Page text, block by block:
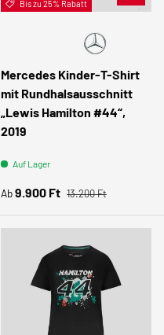
Bis zu 25% Rabatt
🧑🏻
Mercedes Kinder-T-Shirt
mit Rundhalsausschnitt
„Lewis Hamilton #44“,
2019
Auf Lager
Verkaufspreis
Ab9.900 Ft Normaler Preis
13.200 Ft